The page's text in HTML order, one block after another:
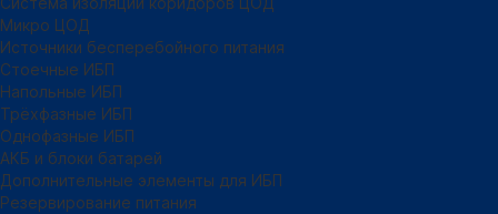
Микро ЦОД
Источники бесперебойного питания
Стоечные ИБП
Напольные ИБП
Трёхфазные ИБП
Однофазные ИБП
АКБ и блоки батарей
Дополнительные элементы для ИБП
Резервирование питания